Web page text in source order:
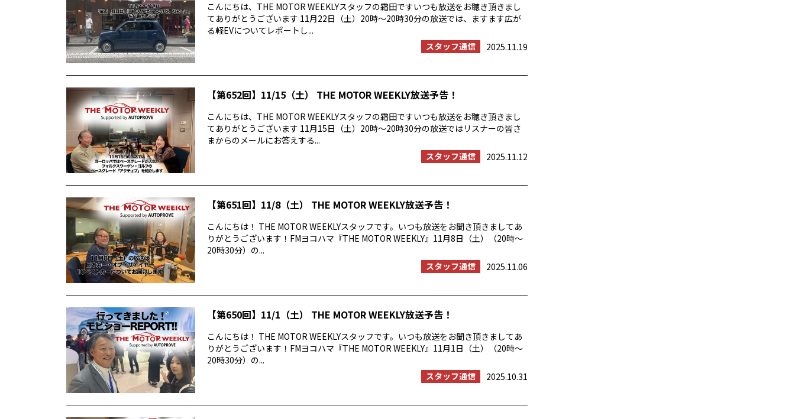
こんにちは、THE MOTOR WEEKLYスタッフの霜田ですいつも放送をお聴き頂きまし
てありがとうございます 11月22日（土）20時〜20時30分の放送では、ますます広が
る軽EVについてレポートし...
スタッフ通信
2025.11.19
【第652回】11/15（土） THE MOTOR WEEKLY放送予告！
こんにちは、THE MOTOR WEEKLYスタッフの霜田ですいつも放送をお聴き頂きまし
てありがとうございます 11月15日（土）20時〜20時30分の放送ではリスナーの皆さ
まからのメールにお答えする...
スタッフ通信
2025.11.12
【第651回】11/8（土） THE MOTOR WEEKLY放送予告！
こんにちは！ THE MOTOR WEEKLYスタッフです。いつも放送をお聞き頂きましてあ
りがとうございます！FMヨコハマ『THE MOTOR WEEKLY』11月8日（土）（20時〜
20時30分）の...
スタッフ通信
2025.11.06
【第650回】11/1（土） THE MOTOR WEEKLY放送予告！
こんにちは！ THE MOTOR WEEKLYスタッフです。いつも放送をお聞き頂きましてあ
りがとうございます！FMヨコハマ『THE MOTOR WEEKLY』11月1日（土）（20時〜
20時30分）の...
スタッフ通信
2025.10.31